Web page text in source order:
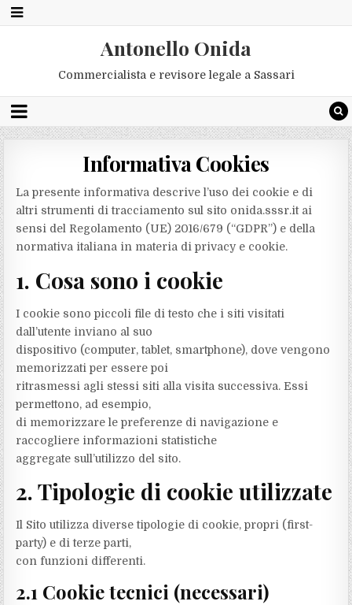
Antonello Onida
Commercialista e revisore legale a Sassari
Informativa Cookies
La presente informativa descrive l’uso dei cookie e di
altri strumenti di tracciamento sul sito onida.sssr.it ai
sensi del Regolamento (UE) 2016/679 (“GDPR”) e della
normativa italiana in materia di privacy e cookie.
1. Cosa sono i cookie
I cookie sono piccoli file di testo che i siti visitati
dall’utente inviano al suo
dispositivo (computer, tablet, smartphone), dove vengono
memorizzati per essere poi
ritrasmessi agli stessi siti alla visita successiva. Essi
permettono, ad esempio,
di memorizzare le preferenze di navigazione e
raccogliere informazioni statistiche
aggregate sull’utilizzo del sito.
2. Tipologie di cookie utilizzate
Il Sito utilizza diverse tipologie di cookie, propri (first-
party) e di terze parti,
con funzioni differenti.
2.1 Cookie tecnici (necessari)